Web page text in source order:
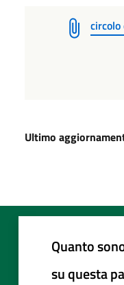
Ultimo
Quanto
su questa